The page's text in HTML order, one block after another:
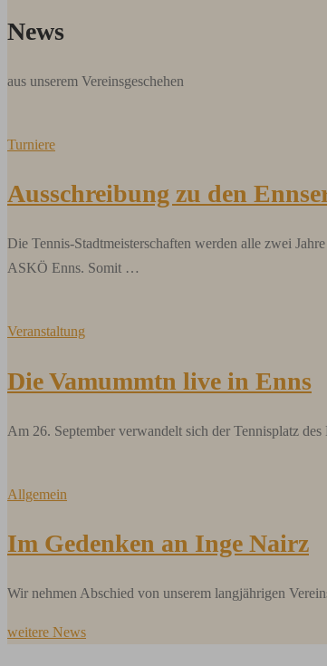
News
aus unserem Vereinsgeschehen
Turniere
Ausschreibung zu den
Die Tennis-Stadtmeisterschaften werden alle zwei
ASKÖ Enns. Somit …
Veranstaltung
Die Vamummtn live in Enns
Am 26. September verwandelt sich der Tennisplatz
Allgemein
Im Gedenken an Inge Nairz
Wir nehmen Abschied von unserem langjährigen
weitere News